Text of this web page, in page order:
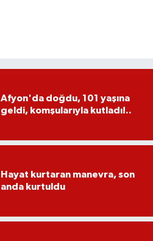
Afyon'da doğdu, 101 yaşına
geldi, komşularıyla kutladı!..
Hayat kurtaran manevra, son
anda kurtuldu